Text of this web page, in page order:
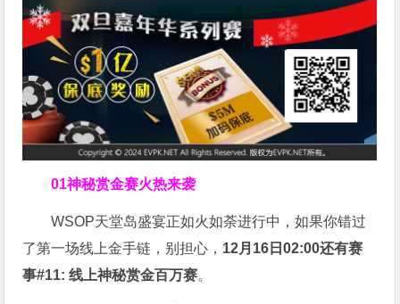
01神秘赏金赛火热来袭
WSOP天堂岛盛宴正如火如荼进行中，如果你错过
了第一场线上金手链，别担心， 12月16日02:00还有赛
事#11: 线上神秘赏金百万赛。